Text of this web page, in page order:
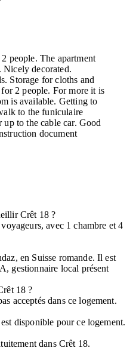
people. The apartment
Nicely decorated.
Storage for cloths and
2 people. For more it is
is available. Getting to
to the funiculaire
to the cable car. Good
document
Crêt 18 ?
avec 1 chambre et 4
en Suisse romande. Il est
gestionnaire local présent
18 ?
acceptés dans ce logement.
disponible pour ce logement.
dans Crêt 18.